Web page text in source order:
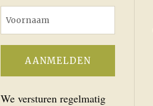
We versturen regelmatig